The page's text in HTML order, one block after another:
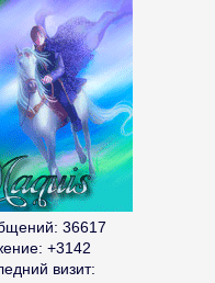
36617
+3142
визит: